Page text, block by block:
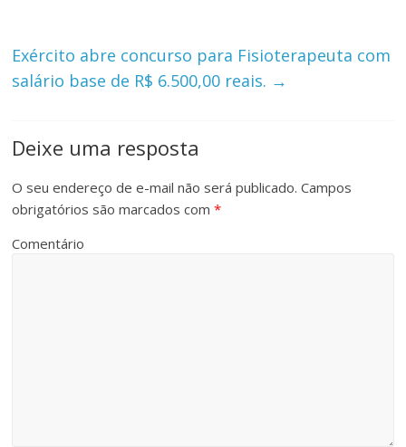
Exército abre concurso para Fisioterapeuta com
salário base de R$ 6.500,00 reais. →
Deixe uma resposta
O seu endereço de e-mail não será publicado. Campos
obrigatórios são marcados com*
Comentário